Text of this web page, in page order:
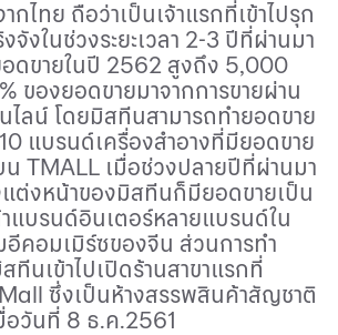
ไทย ถือว่าเป็นเจ้าแรกที่เข้าไปรุก
จังในช่วงระยะเวลา 2-3 ปีที่ผ่านมา
อดขายในปี 2562 สูงถึง 5,000
ของยอดขายมาจากการขายผ่าน
ลน์ โดยมิสทีนสามารถทำยอดขาย
แบรนด์เครื่องสำอางที่มียอดขาย
น TMALL เมื่อช่วงปลายปีที่ผ่านมา
แต่งหน้าของมิสทีนก็มียอดขายเป็น
แบรนด์อินเตอร์หลายแบรนด์ใน
คอมเมิร์ซของจีน ส่วนการทำ
นเข้าไปเปิดร้านสาขาแรกที่
ซึ่งเป็นห้างสรรพสินค้าสัญชาติ
อวันที่ 8 ธ.ค.2561